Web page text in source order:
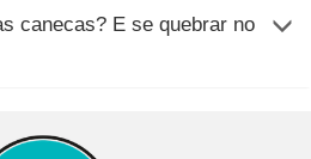
canecas? E se quebrar no